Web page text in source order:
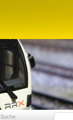
Suche